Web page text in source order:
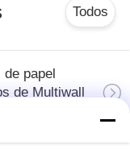
Todos
papel
de Multiwall